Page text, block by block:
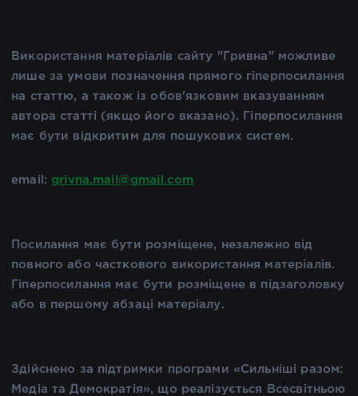
Використання матеріалів сайту "Гривна" можливе
лише за умови позначення прямого гіперпосилання
на статтю, а також із обов'язковим вказуванням
автора статті (якщо його вказано). Гіперпосилання
має бути відкритим для пошукових систем.
email: grivna.mail@gmail.com
Посилання має бути розміщене, незалежно від
повного або часткового використання матеріалів.
Гіперпосилання має бути розміщене в підзаголовку
або в першому абзаці матеріалу.
Здійснено за підтримки програми «Сильніші разом:
Медіа та Демократія», що реалізується Всесвітньою